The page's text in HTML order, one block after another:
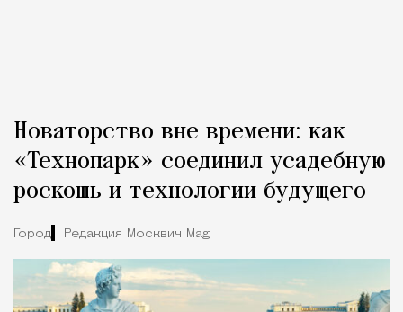
Новаторство вне времени: как
«Технопарк» соединил усадебную
роскошь и технологии будущего
Город Редакция Москвич Mag